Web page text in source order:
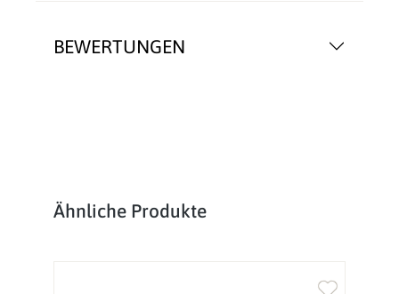
BEWERTUNGEN
Produktgalerie überspringen
Ähnliche Produkte